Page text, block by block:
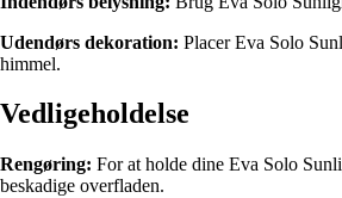
Udendørs dekoration: Placer Eva Solo
himmel.
Vedligeholdelse
Rengøring: For at holde dine Eva Solo
beskadige overfladen.